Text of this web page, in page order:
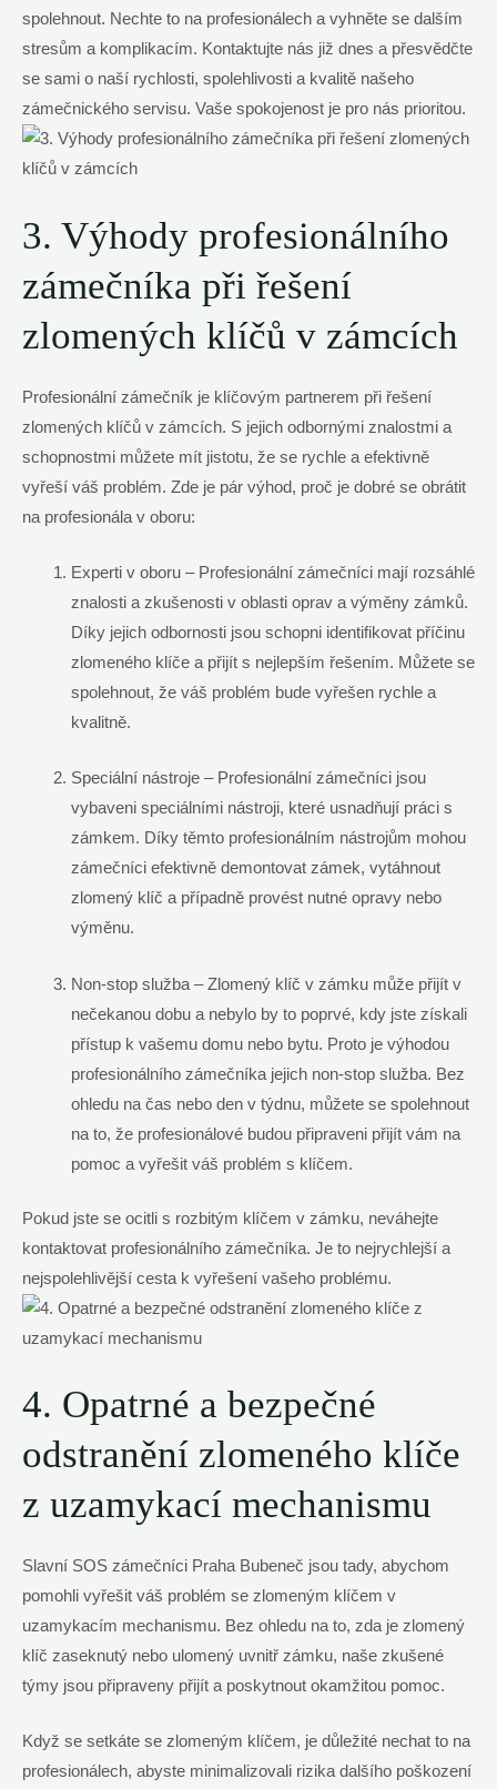
spolehnout. Nechte to na profesionálech a vyhněte se dalším
stresům a komplikacím. Kontaktujte nás již dnes a přesvědčte
se sami o naší rychlosti, spolehlivosti a kvalitě našeho
zámečnického servisu. Vaše spokojenost je pro nás prioritou.
3. Výhody profesionálního
zámečníka při řešení
zlomených klíčů v zámcích
Profesionální zámečník je klíčovým partnerem při řešení
zlomených klíčů v zámcích. S jejich odbornými znalostmi a
schopnostmi můžete mít jistotu, že se rychle a efektivně
vyřeší váš problém. Zde je pár výhod, proč je dobré se obrátit
na profesionála v oboru:
Experti v oboru – Profesionální zámečníci mají rozsáhlé
znalosti a zkušenosti v oblasti oprav a výměny zámků.
Díky jejich odbornosti jsou schopni identifikovat příčinu
zlomeného klíče a přijít s nejlepším řešením. Můžete se
spolehnout, že váš problém bude vyřešen rychle a
kvalitně.
Speciální nástroje – Profesionální zámečníci jsou
vybaveni speciálními nástroji, které usnadňují práci s
zámkem. Díky těmto profesionálním nástrojům mohou
zámečníci efektivně demontovat zámek, vytáhnout
zlomený klíč a případně provést nutné opravy nebo
výměnu.
Non-stop služba – Zlomený klíč v zámku může přijít v
nečekanou dobu a nebylo by to poprvé, kdy jste získali
přístup k vašemu domu nebo bytu. Proto je výhodou
profesionálního zámečníka jejich non-stop služba. Bez
ohledu na čas nebo den v týdnu, můžete se spolehnout
na to, že profesionálové budou připraveni přijít vám na
pomoc a vyřešit váš problém s klíčem.
Pokud jste se ocitli s rozbitým klíčem v zámku, neváhejte
kontaktovat profesionálního zámečníka. Je to nejrychlejší a
nejspolehlivější cesta k vyřešení vašeho problému.
4. Opatrné a bezpečné
odstranění zlomeného klíče
z uzamykací mechanismu
Slavní SOS zámečníci Praha Bubeneč jsou tady, abychom
pomohli vyřešit váš problém se zlomeným klíčem v
uzamykacím mechanismu. Bez ohledu na to, zda je zlomený
klíč zaseknutý nebo ulomený uvnitř zámku, naše zkušené
týmy jsou připraveny přijít a poskytnout okamžitou pomoc.
Když se setkáte se zlomeným klíčem, je důležité nechat to na
profesionálech, abyste minimalizovali rizika dalšího poškození